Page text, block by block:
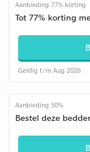
Aanbieding 77% korting
Tot 77% korting
Geldig t/m Aug 2026
Aanbieding 50%
Bestel deze